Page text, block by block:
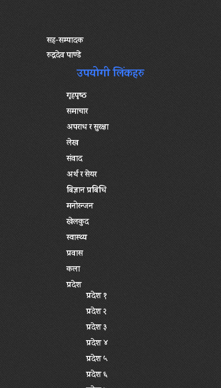
सह-सम्पादक
रुद्रदेव पाण्डे
उपयोगी लिंकहरु
गृहपृष्‍ठ
समाचार
अपराध र सुरक्षा
लेख
संवाद
अर्थ र सेयर
बिज्ञान प्रबिधि
मनोरन्जन
खेलकुद
स्वास्थ्य
प्रवास
कला
प्रदेश
प्रदेश १
प्रदेश २
प्रदेश ३
प्रदेश ४
प्रदेश ५
प्रदेश ६